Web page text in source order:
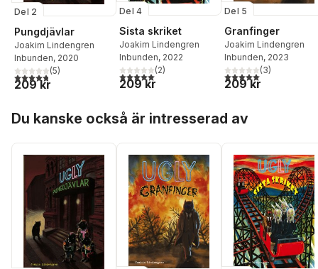
Del 2
Pungdjävlar
Joakim Lindengren
Inbunden, 2020
4,8utav 5 stjärnor. Totalt antal röster:
(5)
209 kr
Del 4
Sista skriket
Joakim Lindengren
Inbunden, 2022
5,0utav 5 stjärnor. Totalt antal röster:
(2)
209 kr
Del 5
Granfinger
Joakim Lindengren
Inbunden, 2023
5,0utav 5 stjärnor.
(3)
209 kr
Du kanske också är intresserad av